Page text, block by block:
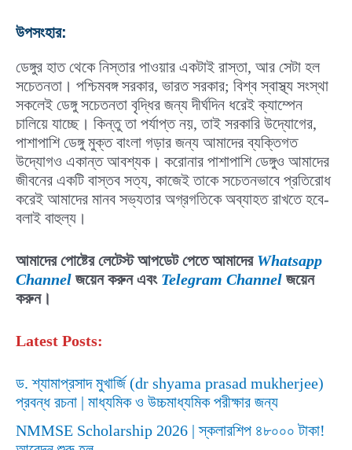
উপসংহার:
ডেঙ্গুর হাত থেকে নিস্তার পাওয়ার একটাই রাস্তা, আর সেটা হল
সচেতনতা। পশ্চিমবঙ্গ সরকার, ভারত সরকার; বিশ্ব স্বাস্থ্য সংস্থা
সকলেই ডেঙ্গু সচেতনতা বৃদ্ধির জন্য দীর্ঘদিন ধরেই ক্যাম্পেন
চালিয়ে যাচ্ছে। কিন্তু তা পর্যাপ্ত নয়, তাই সরকারি উদ্যোগের,
পাশাপাশি ডেঙ্গু মুক্ত বাংলা গড়ার জন্য আমাদের ব্যক্তিগত
উদ্যোগও একান্ত আবশ্যক। করোনার পাশাপাশি ডেঙ্গুও আমাদের
জীবনের একটি বাস্তব সত্য, কাজেই তাকে সচেতনভাবে প্রতিরোধ
করেই আমাদের মানব সভ্যতার অগ্রগতিকে অব্যাহত রাখতে হবে-
বলাই বাহুল্য।
আমাদের পোষ্টের লেটেস্ট আপডেট পেতে আমাদের Whatsapp
Channel জয়েন করুন এবং Telegram Channel জয়েন
করুন।
Latest Posts:
ড. শ্যামাপ্রসাদ মুখার্জি (dr shyama prasad mukherjee)
প্রবন্ধ রচনা | মাধ্যমিক ও উচ্চমাধ্যমিক পরীক্ষার জন্য
NMMSE Scholarship 2026 | স্কলারশিপ ৪৮০০০ টাকা!